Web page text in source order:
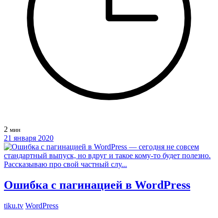
2 мин
21 января 2020
Ошибка с пагинацией в WordPress
tiku.tv WordPress